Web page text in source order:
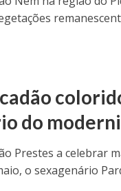
do
Prestes a celebrar
o sexagenário